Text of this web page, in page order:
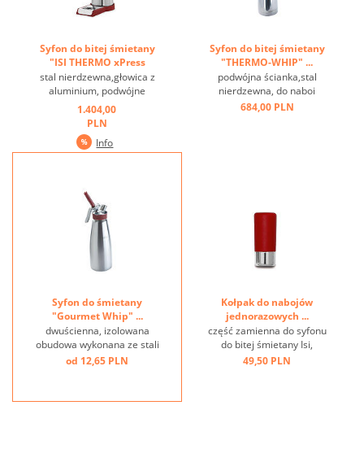
Syfon do bitej śmietany
"ISI THERMO xPress
Whip" ...
stal nierdzewna,głowica z
aluminium, podwójne
ścianki, do gorących i
ziemnych deserów:
utrzymuje temperaturę na
zimno do 8 godzin, na ciepło
mycia w ...
1.404,00
PLN
Info
Syfon do bitej śmietany
"THERMO-WHIP" ...
podwójna ścianka,stal
nierdzewna, do naboi
jednorazowych, do zimnych
684,00 PLN
Syfon do śmietany
"Gourmet Whip" ...
dwuścienna, izolowana
obudowa wykonana ze stali
nierdzewnej, głowica z
przekąsek, gorących i
od 12,65 PLN
Kołpak do nabojów
jednorazowych ...
część zamienna do syfonu
do bitej śmietany Isi,
czerwony, metalowy ...
49,50 PLN